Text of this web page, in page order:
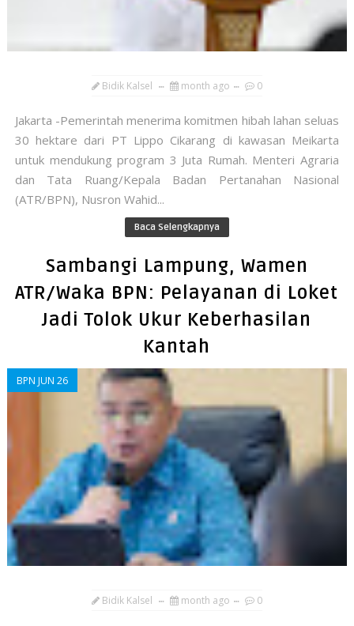
Bidik Kalsel month ago 0
Jakarta -Pemerintah menerima komitmen hibah lahan seluas
30 hektare dari PT Lippo Cikarang di kawasan Meikarta
untuk mendukung program 3 Juta Rumah. Menteri Agraria
dan Tata Ruang/Kepala Badan Pertanahan Nasional
(ATR/BPN), Nusron Wahid...
Baca Selengkapnya
Sambangi Lampung, Wamen
ATR/Waka BPN: Pelayanan di Loket
Jadi Tolok Ukur Keberhasilan
Kantah
BPN JUN 26
Bidik Kalsel month ago 0